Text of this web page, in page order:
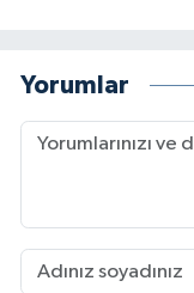
Yorumlar